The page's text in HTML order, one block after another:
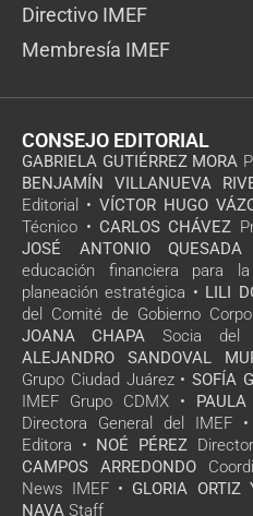
Directivo IMEF
Membresía IMEF
CONSEJO EDITORIAL
GABRIELA GUTIÉRREZ MORA
BENJAMÍN VILLANUEVA
Editorial • VÍCTOR HUGO
Técnico • CARLOS CHÁVEZ
JOSÉ ANTONIO QUESADA
educación financiera para
planeación estratégica • LILI
del Comité de Gobierno
JOANA CHAPA Socia del
ALEJANDRO SANDOVAL
Grupo Ciudad Juárez • SOFÍA
IMEF Grupo CDMX •
Directora General del IMEF •
Editora • NOÉ PÉREZ
CAMPOS ARREDONDO
News IMEF • GLORIA ORTIZ
NAVA Staff